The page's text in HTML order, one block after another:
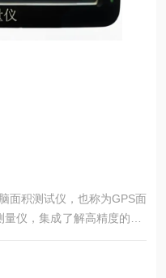
面积测试仪，也称为GPS面
仪，集成了解高精度的GP
智能化的掌上电脑系统，能